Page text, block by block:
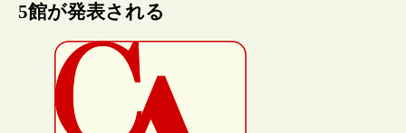
5館が発表される